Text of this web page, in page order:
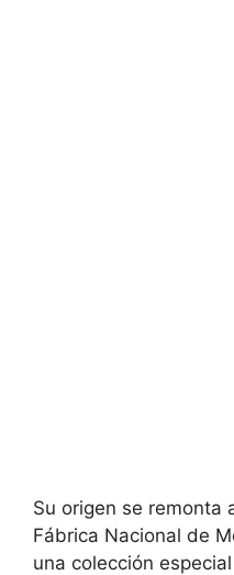
Su origen se remonta
Fábrica Nacional de
una colección